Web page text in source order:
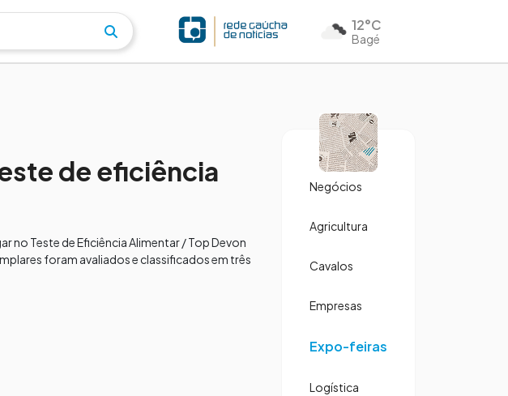
12°C
Bagé
de eficiência
no Teste de Eficiência Alimentar / Top Devon
foram avaliados e classificados em três
Negócios
Agricultura
Cavalos
Empresas
Expo-feiras
Logística